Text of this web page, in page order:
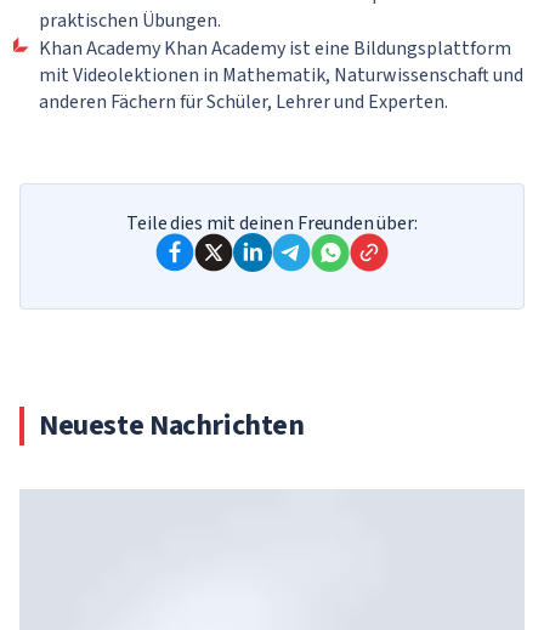
praktischen Übungen.
Khan Academy Khan Academy ist eine Bildungsplattform
mit Videolektionen in Mathematik, Naturwissenschaft und
anderen Fächern für Schüler, Lehrer und Experten.
Teile dies mit deinen Freunden über:
Neueste Nachrichten